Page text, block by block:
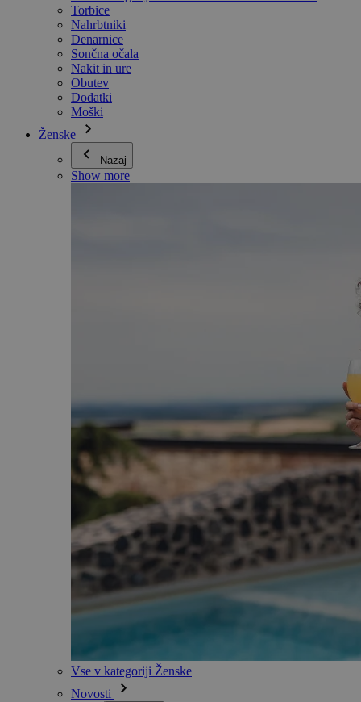
Torbice
Nahrbtniki
Denarnice
Sončna očala
Nakit in ure
Obutev
Dodatki
Moški
Ženske
Nazaj
Show more
Vse v kategoriji Ženske
Novosti